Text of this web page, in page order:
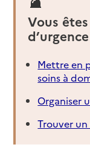
Vous
Mettre en
soins à
Organiser
Trouver